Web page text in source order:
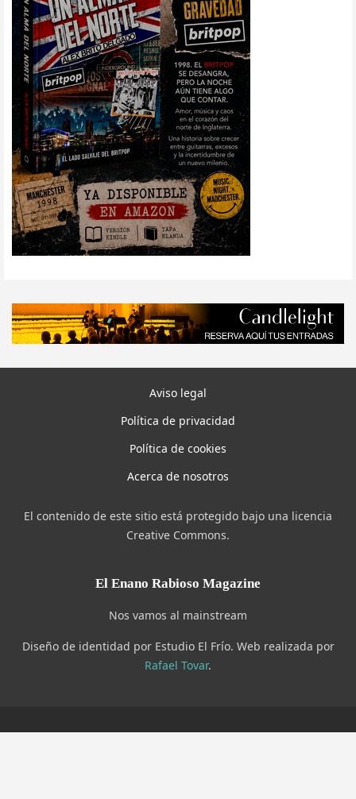
Aviso legal
Política de privacidad
Política de cookies
Acerca de nosotros
El contenido de este sitio está protegido bajo una licencia
Creative Commons.
El Enano Rabioso Magazine
Nos vamos al mainstream
Diseño de identidad por Estudio El Frío. Web realizada por
Rafael Tovar.